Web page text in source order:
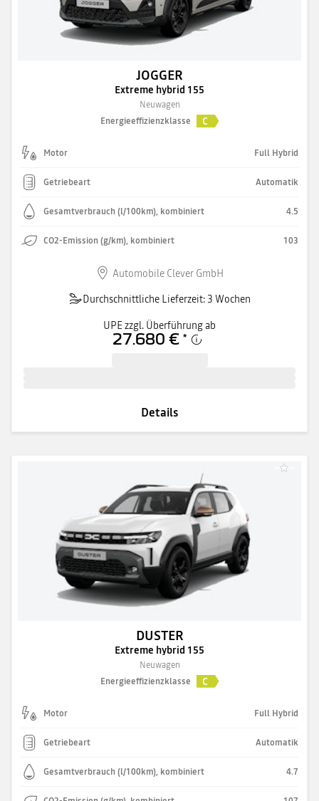
JOGGER
Extreme hybrid 155
Neuwagen
Energieeffizienzklasse
C
Motor Full Hybrid
Getriebeart Automatik
Gesamtverbrauch (l/100km), kombiniert 4.5
CO2-Emission (g/km), kombiniert 103
Automobile Clever GmbH
Durchschnittliche Lieferzeit: 3 Wochen
UPE zzgl. Überführung ab
27.680 € *
Details
DUSTER
Extreme hybrid 155
Neuwagen
Energieeffizienzklasse
C
Motor Full Hybrid
Getriebeart Automatik
Gesamtverbrauch (l/100km), kombiniert 4.7